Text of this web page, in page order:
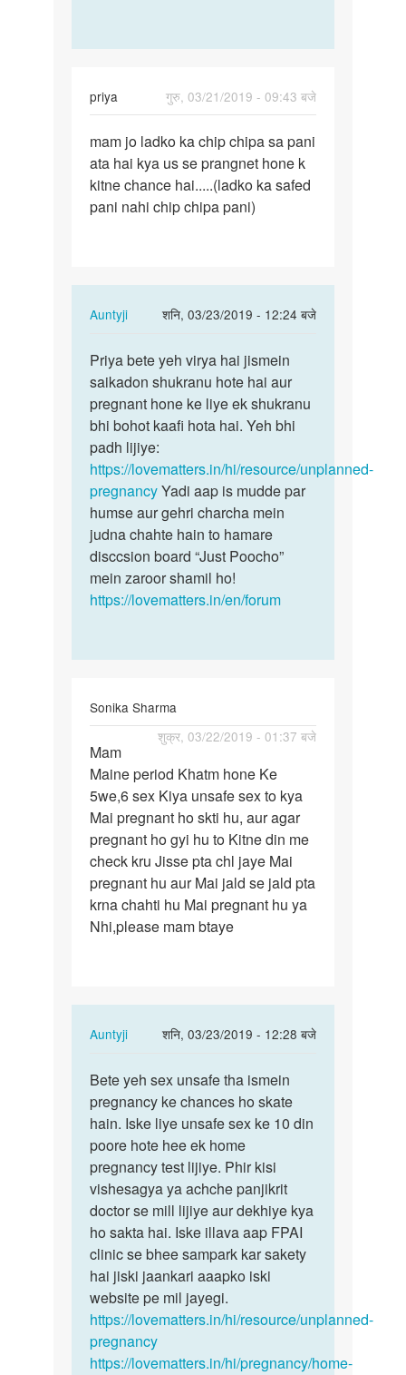
priya
गुरु, 03/21/2019 - 09:43 बजे
mam
jo
ladko
ka
mam jo ladko ka chip chipa sa pani
ata hai kya us se prangnet hone k
kitne chance hai.....(ladko ka safed
pani nahi chip chipa pani)
Auntyji
शनि, 03/23/2019 - 12:24 बजे
In
to
mam
jo
ladko
ka
chip
chipa…
by
priya
Priya
bete
yeh
virya
hai…
Priya bete yeh virya hai jismein
saikadon shukranu hote hai aur
pregnant hone ke liye ek shukranu
bhi bohot kaafi hota hai. Yeh bhi
padh lijiye:
https://lovematters.in/hi/resource/unplanned-
pregnancyYadi aap is mudde par
humse aur gehri charcha mein
judna chahte hain to hamare
disccsion board “Just Poocho”
mein zaroor shamil ho!
https://lovematters.in/en/forum
Sonika Sharma
शुक्र, 03/22/2019 - 01:37 बजे
Mam
Maine
period
Khatm
hone…
Mam
Maine period Khatm hone Ke
5we,6 sex Kiya unsafe sex to kya
Mai pregnant ho skti hu, aur agar
pregnant ho gyi hu to Kitne din me
check kru Jisse pta chl jaye Mai
pregnant hu aur Mai jald se jald pta
krna chahti hu Mai pregnant hu ya
Nhi,please mam btaye
Auntyji
शनि, 03/23/2019 - 12:28 बजे
In
to
Mam
Maine
period
Khatm
hone…
by
Sonika
Sharma
Bete
yeh
sex
unsafe
tha…
Bete yeh sex unsafe tha ismein
pregnancy ke chances ho skate
hain. Iske liye unsafe sex ke 10 din
poore hote hee ek home
pregnancy test lijiye. Phir kisi
vishesagya ya achche panjikrit
doctor se mill lijiye aur dekhiye kya
ho sakta hai. Iske illava aap FPAI
clinic se bhee sampark kar sakety
hai jiski jaankari aaapko iski
website pe mil jayegi.
https://lovematters.in/hi/resource/unplanned-
pregnancy
https://lovematters.in/hi/pregnancy/home-